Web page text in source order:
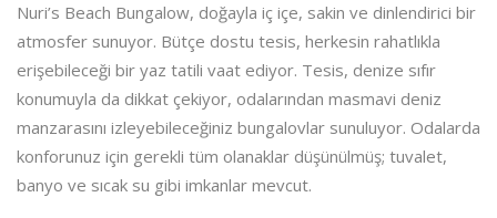
Nuri’s Beach Bungalow, doğayla iç içe, sakin ve dinlendirici bir
atmosfer sunuyor. Bütçe dostu tesis, herkesin rahatlıkla
erişebileceği bir yaz tatili vaat ediyor. Tesis, denize sıfır
konumuyla da dikkat çekiyor, odalarından masmavi deniz
manzarasını izleyebileceğiniz bungalovlar sunuluyor. Odalarda
konforunuz için gerekli tüm olanaklar düşünülmüş; tuvalet,
banyo ve sıcak su gibi imkanlar mevcut.